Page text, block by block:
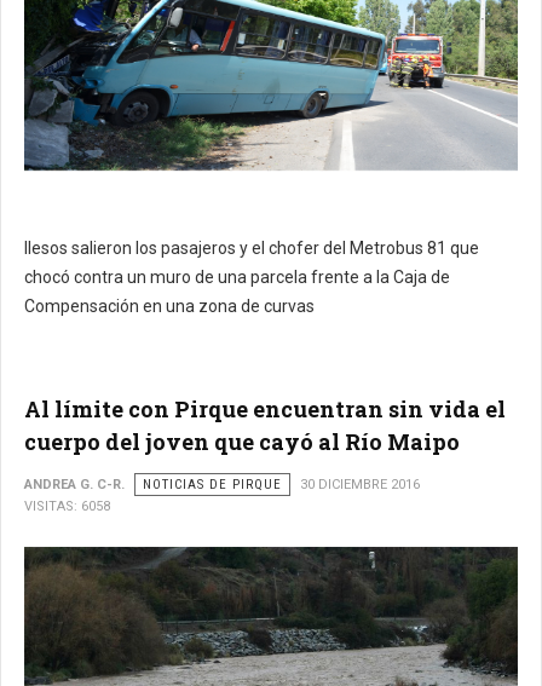
Ilesos salieron los pasajeros y el chofer del Metrobus 81 que
chocó contra un muro de una parcela frente a la Caja de
Compensación en una zona de curvas
Al límite con Pirque encuentran sin vida el
cuerpo del joven que cayó al Río Maipo
ANDREA G. C-R. NOTICIAS DE PIRQUE
30 DICIEMBRE 2016
VISITAS: 6058